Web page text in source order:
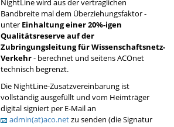
NightLine wird aus der vertraglichen
Bandbreite mal dem Überziehungsfaktor -
unter Einhaltung einer 20%-igen
Qualitätsreserve auf der
Zubringungsleitung für Wissenschaftsnetz-
Verkehr- berechnet und seitens ACOnet
technisch begrenzt.
Die NightLine-Zusatzvereinbarung ist
vollständig ausgefüllt und vom Heimträger
digital signiert per E-Mail an
admin(at)aco.netzu senden (die Signatur